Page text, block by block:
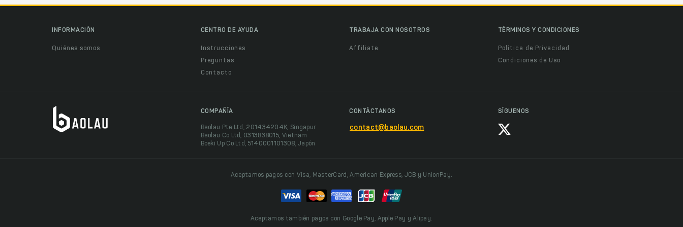
INFORMACIÓN
Quiénes somos
CENTRO DE AYUDA
Instrucciones
Preguntas
Contacto
TRABAJA CON NOSOTROS
Affiliate
TÉRMINOS Y CONDICIONES
Política de Privacidad
Condiciones de Uso
COMPAÑÍA
Baolau Pte Ltd, 201434204K, Singapur
Baolau Co Ltd, 0313838015, Vietnam
Boeki Up Co Ltd, 5140001101308, Japón
CONTÁCTANOS
contact@baolau.com
SÍGUENOS
Aceptamos pagos con Visa, MasterCard, American Express, JCB y UnionPay.
Aceptamos también pagos con Google Pay, Apple Pay y Alipay.